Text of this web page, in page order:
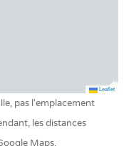
Leaflet
pas l'emplacement
les distances
Maps.